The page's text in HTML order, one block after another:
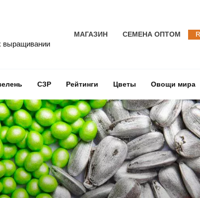
выращивании
МАГАЗИН СЕМЕНА ОПТОМ
СЗР Рейтинги Цветы Овощи мира